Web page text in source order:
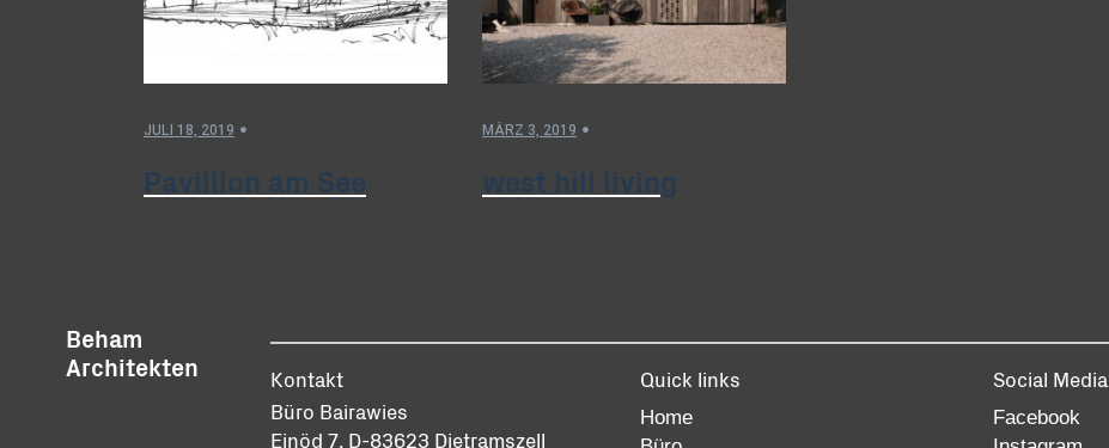
JULI 18, 2019
Pavilllon am See
MÄRZ 3, 2019
west hill living
Beham
Architekten
Kontakt
Büro Bairawies
Einöd 7, D-83623 Dietramszell
Quick links
Home
Social Media
Facebook